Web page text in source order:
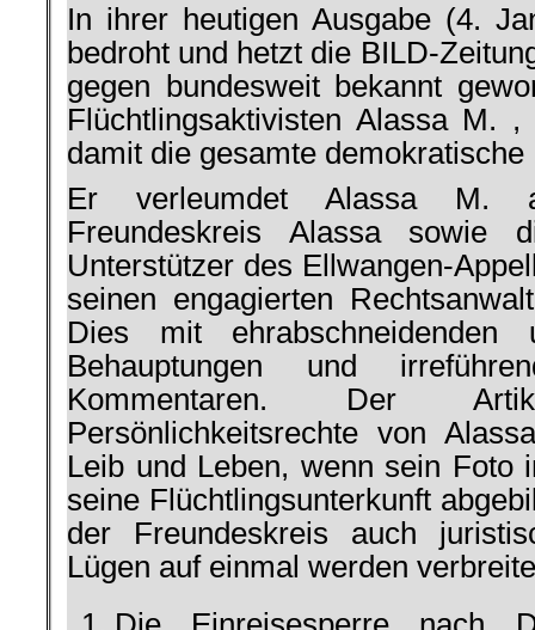
In ihrer heutigen Ausgabe (4.
bedroht und hetzt die BILD-
gegen bundesweit bekannt
Flüchtlingsaktivisten Alassa M.
damit die gesamte
Er verleumdet Alassa M.
Freundeskreis Alassa sowie
Unterstützer des Ellwangen-
seinen engagierten
Dies mit ehrabschneidenden
Behauptungen und
Kommentaren. Der
Persönlichkeitsrechte von
Leib und Leben, wenn sein Foto
seine Flüchtlingsunterkunft
der Freundeskreis auch
Lügen auf einmal werden